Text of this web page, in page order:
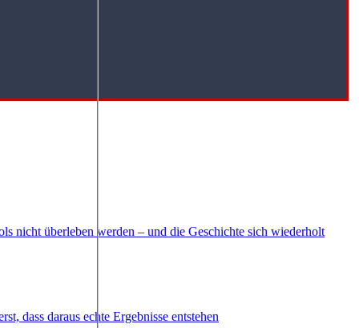
nicht überleben werden – und die Geschichte sich wiederholt
dass daraus echte Ergebnisse entstehen